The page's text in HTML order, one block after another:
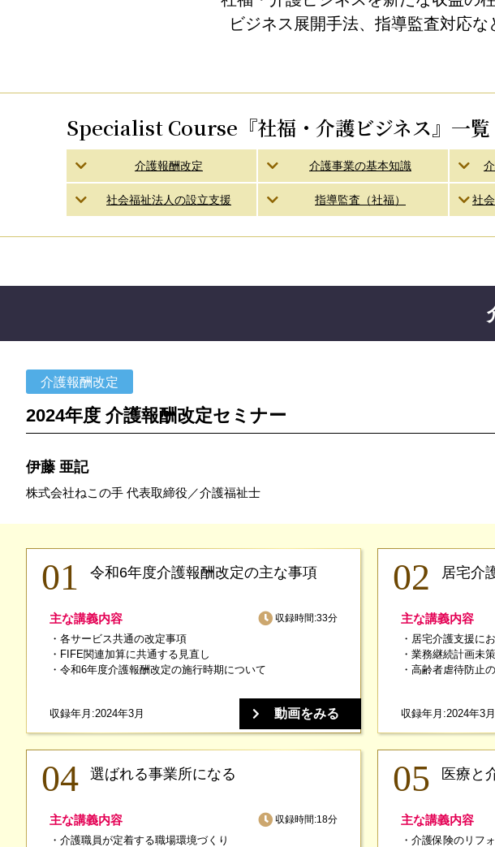
ビジネス展開手法、指導監査対応
Specialist Course『社福・介護ビジネス』一覧
介護報酬改定 介護事業の基本知識
社会福祉法人の設立支援 指導監査（社福） 社
介護報酬改定
2024年度 介護報酬改定セミナー
伊藤 亜記
株式会社ねこの手 代表取締役／介護福祉士
令和6年度介護報酬改定の主な事項
主な講義内容
各サービス共通の改定事項
FIFE関連加算に共通する見直し
令和6年度介護報酬改定の施行時期について
収録時間:33分
収録年月:2024年3月 動画をみる
居宅介
主な講義内容
居宅介護支援に
業務継続計画未
高齢者虐待防止
収録年月:2024年3月
選ばれる事業所になる
主な講義内容
介護職員が定着する職場環境づくり
収録時間:18分
医療と
主な講義内容
介護保険のリフ